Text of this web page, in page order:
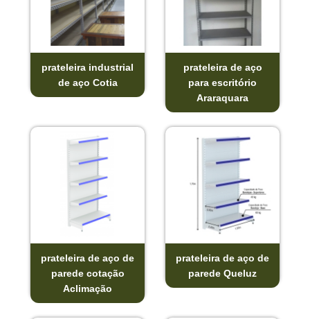
prateleira industrial
de aço Cotia
prateleira de aço
para escritório
Araraquara
prateleira de aço de
parede cotação
Aclimação
prateleira de aço de
parede Queluz